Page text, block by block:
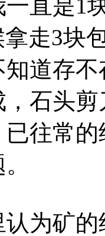
直是1
走3块
道存
石头
往常
为矿